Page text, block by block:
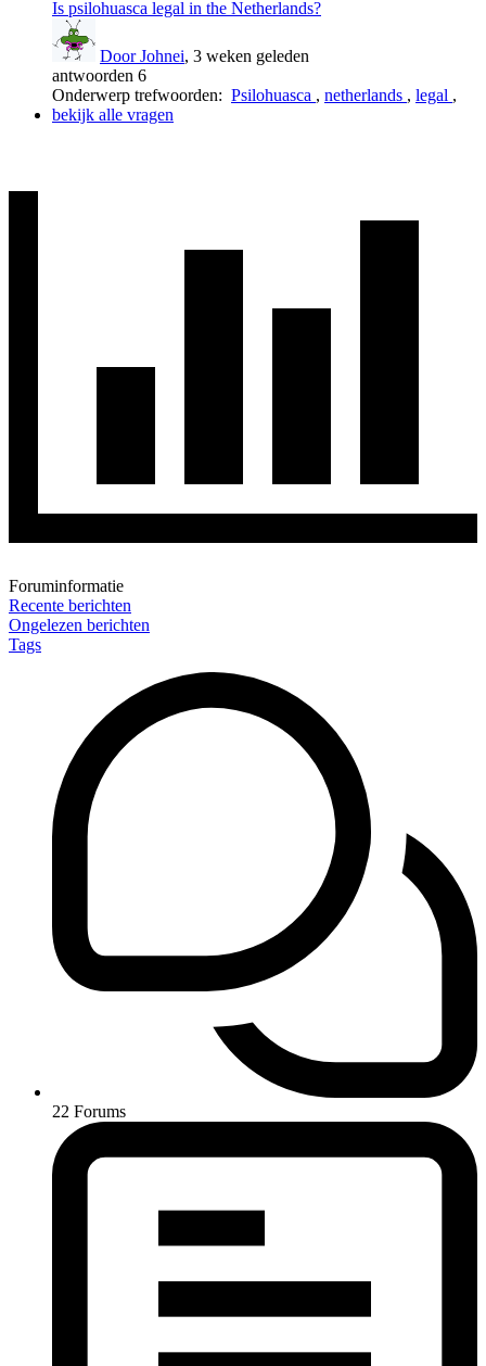
Is psilohuasca legal in the Netherlands?
Door Johnei, 3 weken geleden
antwoorden 6
Onderwerp trefwoorden: Psilohuasca , netherlands , legal ,
bekijk alle vragen
Foruminformatie
Recente berichten
Ongelezen berichten
Tags
22 Forums